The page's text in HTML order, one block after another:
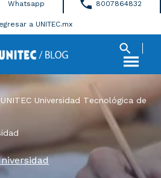
Whatsapp 8007864832
a UNITEC.mx
Universidad Tecnológica de